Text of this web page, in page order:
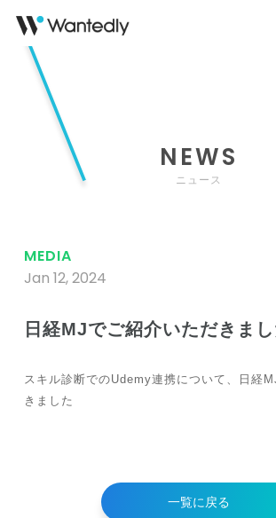
NEWS
ニュース
MEDIA
Jan 12, 2024
日経MJでご紹介いただきま
スキル診断でのUdemy連携について、日経
きました
一覧に戻る